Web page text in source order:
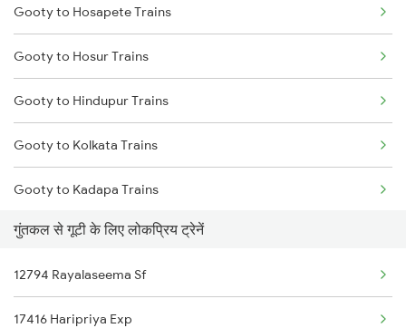
Guntakal to Jhansi Trains
Guntakal to Jalgaon Trains
Guntakal to Jaipur Trains
Guntakal to Jodhpur Trains
Guntakal to Kharagpur Trains
Gooty to Hosapete Trains
Gooty to Hosur Trains
Gooty to Hindupur Trains
Gooty to Kolkata Trains
Gooty to Kadapa Trains
Gooty to Indore Trains
Gooty to Jhansi Trains
Gooty to Koppal Trains
गुंतकल से गूटी के लिए लोकप्रिय ट्रेनें
12794 Rayalaseema Sf
17416 Haripriya Exp